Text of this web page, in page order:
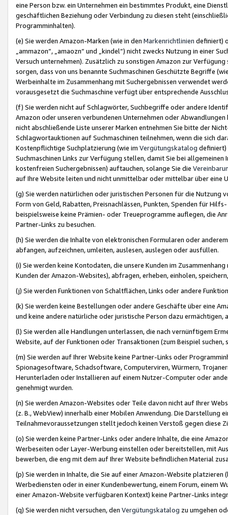
eine Person bzw. ein Unternehmen ein bestimmtes Produkt, eine
geschäftlichen Beziehung oder Verbindung zu diesen steht
Programminhalten).
(e) Sie werden Amazon-Marken (wie in den Markenrichtlinien definiert)
„ammazon“, „amaozn“ und „kindel“) nicht zwecks Nutzung in einer
Versuch unternehmen). Zusätzlich zu sonstigen Amazon zur
sorgen, dass von uns benannte Suchmaschinen Geschützte Begriffe
Werbeinhalte im Zusammenhang mit Suchergebnissen verwendet
vorausgesetzt die Suchmaschine verfügt über entsprechende
(f) Sie werden nicht auf Schlagwörter, Suchbegriffe oder andere
Amazon oder unseren verbundenen Unternehmen oder
nicht abschließende Liste unserer Marken entnehmen Sie bitte der
Schlagwortauktionen auf Suchmaschinen teilnehmen, wenn die sich
Kostenpflichtige Suchplatzierung (wie im Vergütungskatalog definiert)
Suchmaschinen Links zur Verfügung stellen, damit Sie bei
kostenfreien Suchergebnissen) auftauchen, solange Sie die
auf Ihre Website leiten und nicht unmittelbar oder mittelbar über eine
(g) Sie werden natürlichen oder juristischen Personen für die Nutzung
Form von Geld, Rabatten, Preisnachlässen, Punkten, Spenden für
beispielsweise keine Prämien- oder Treueprogramme auflegen, die
Partner-Links zu besuchen.
(h) Sie werden die Inhalte von elektronischen Formularen oder
abfangen, aufzeichnen, umleiten, auslesen, auslegen oder ausfüllen.
(i) Sie werden keine Kontodaten, die unsere Kunden im
Kunden der Amazon-Websites), abfragen, erheben, einholen,
(j) Sie werden Funktionen von Schaltflächen, Links oder andere
(k) Sie werden keine Bestellungen oder andere Geschäfte über eine
und keine andere natürliche oder juristische Person dazu
(l) Sie werden alle Handlungen unterlassen, die nach vernünftigem
Website, auf der Funktionen oder Transaktionen (zum Beispiel
(m) Sie werden auf Ihrer Website keine Partner-Links oder
Spionagesoftware, Schadsoftware, Computerviren, Würmern,
Herunterladen oder Installieren auf einem Nutzer-Computer oder
genehmigt wurden.
(n) Sie werden Amazon-Websites oder Teile davon nicht auf Ihrer
(z. B., WebView) innerhalb einer Mobilen Anwendung. Die Darstellung
Teilnahmevoraussetzungen stellt jedoch keinen Verstoß gegen diese
(o) Sie werden keine Partner-Links oder andere Inhalte, die eine
Werbeseiten oder Layer-Werbung einstellen oder bereitstellen, mit
bewerben, die eng mit dem auf Ihrer Website befindlichen Material
(p) Sie werden in Inhalte, die Sie auf einer Amazon-Website
Werbediensten oder in einer Kundenbewertung, einem Forum, einem
einer Amazon-Website verfügbaren Kontext) keine Partner-Links
(q) Sie werden nicht versuchen, den Vergütungskatalog zu umgehen